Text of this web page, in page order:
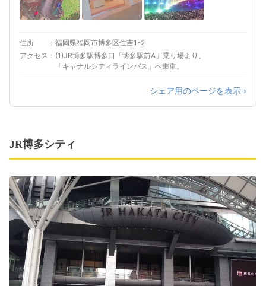
住所
福岡県福岡市博多区住吉1-2
アクセス
(1)JR博多駅博多口「博多駅前A」乗り場より、
「キャナルシティラインバス」へ乗車。
シェア用のページを表示 ›
JR博多シティ